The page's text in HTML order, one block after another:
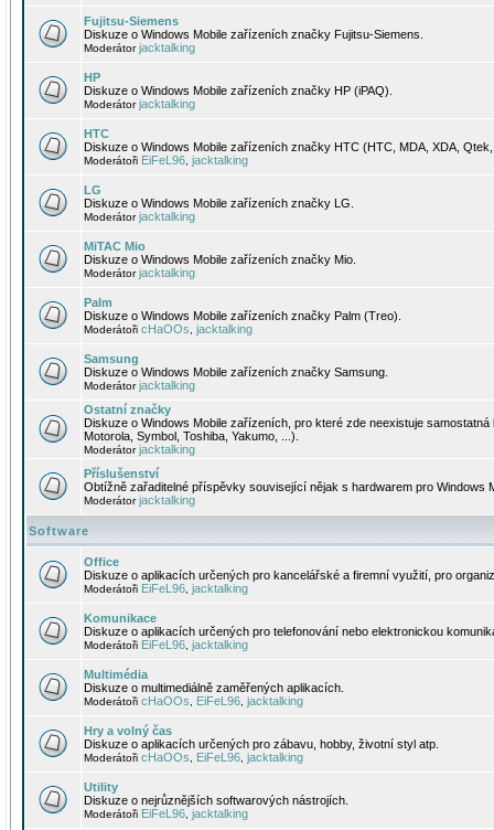
Fujitsu-Siemens
Diskuze o Windows Mobile zařízeních značky Fujitsu-Siemens.
Moderátorjacktalking
HP
Diskuze o Windows Mobile zařízeních značky HP (iPAQ).
Moderátorjacktalking
HTC
Diskuze o Windows Mobile zařízeních značky HTC (HTC, MDA, XDA,
Moderátoři EiFeL96 jacktalking
LG
Diskuze o Windows Mobile zařízeních značky LG.
Moderátorjacktalking
MiTAC Mio
Diskuze o Windows Mobile zařízeních značky Mio.
Moderátorjacktalking
Palm
Diskuze o Windows Mobile zařízeních značky Palm (Treo).
Moderátoři cHaOOs jacktalking
Samsung
Diskuze o Windows Mobile zařízeních značky Samsung.
Moderátorjacktalking
Ostatní značky
Diskuze o Windows Mobile zařízeních, pro které zde neexistuje
Motorola, Symbol, Toshiba, Yakumo, ...).
Moderátorjacktalking
Příslušenství
Obtížně zařaditelné příspěvky související nějak s hardwarem pro Windows
Moderátorjacktalking
Software
Office
Diskuze o aplikacích určených pro kancelářské a firemní využití, pro
Moderátoři EiFeL96 jacktalking
Komunikace
Diskuze o aplikacích určených pro telefonování nebo elektronickou
Moderátoři EiFeL96 jacktalking
Multimédia
Diskuze o multimediálně zaměřených aplikacích.
Moderátoři cHaOOs EiFeL96 jacktalking
Hry a volný čas
Diskuze o aplikacích určených pro zábavu, hobby, životní styl atp.
Moderátoři cHaOOs EiFeL96 jacktalking
Utility
Diskuze o nejrůznějších softwarových nástrojích.
Moderátoři EiFeL96 jacktalking